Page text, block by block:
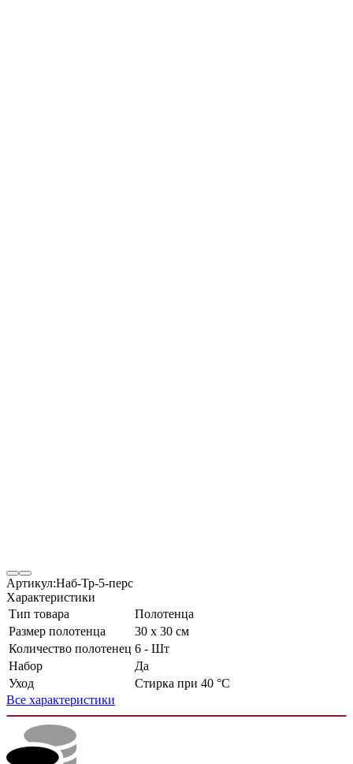
Артикул:Наб-Тр-5-перс
Характеристики
Тип товара
Полотенца
Размер полотенца
30 х 30 см
Количество полотенец 6 - Шт
Набор
Да
Уход
Стирка при 40 °С
Все характеристики